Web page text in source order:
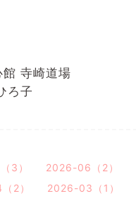
寺崎道場
ろ子
3） 2026-06（2）
2）
2026-03（1）